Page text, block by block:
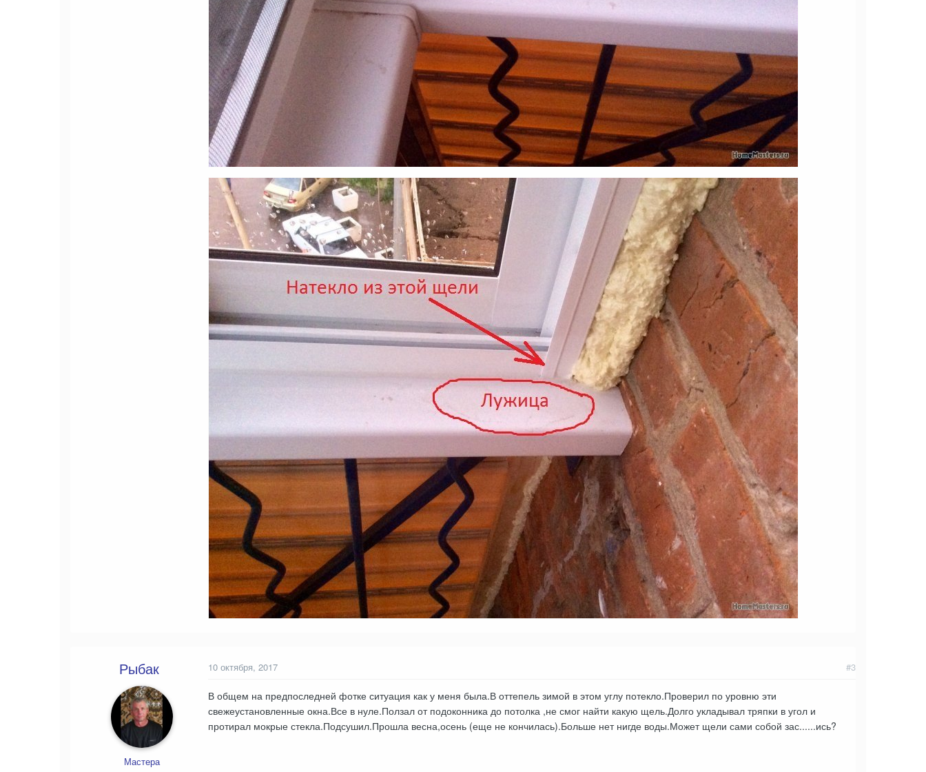
Рыбак
Мастера
#3
10 октября, 2017
В общем на предпоследней фотке ситуация как у меня была.В оттепель зимой в этом углу потекло.Проверил по уровню эти
свежеустановленные окна.Все в нуле.Ползал от подоконника до потолка ,не смог найти какую щель.Долго укладывал тряпки в угол и
протирал мокрые стекла.Подсушил.Прошла весна,осень (еще не кончилась).Больше нет нигде воды.Может щели сами собой зас......ись?